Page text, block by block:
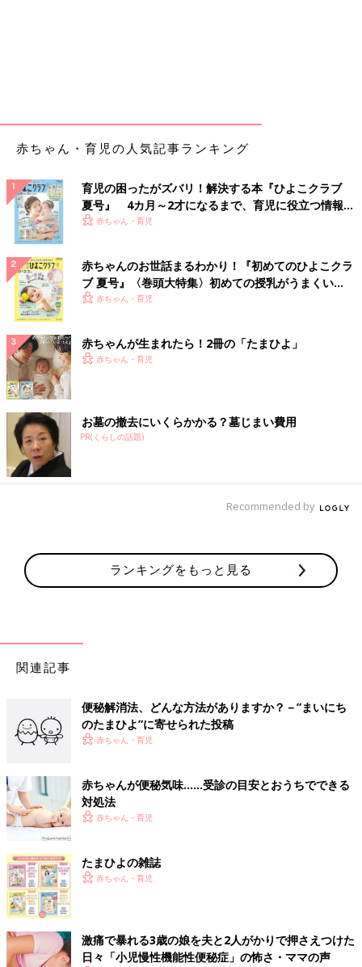
赤ちゃん・育児の人気記事ランキング
育児の困ったがズバリ！解決する本『ひよこクラブ
夏号』 4カ月～2才になるまで、育児に役立つ情報が
いっぱい！
赤ちゃん・育児
赤ちゃんのお世話まるわかり！『初めてのひよこクラ
ブ 夏号』〈巻頭大特集〉初めての授乳がうまくい
く！ おっぱい・ミルクの基本と夏のトラブル 解決テ
赤ちゃん・育児
赤ちゃんが生まれたら！2冊の「たまひよ」
赤ちゃん・育児
お墓の撤去にいくらかかる？墓じまい費用
PR(くらしの話題)
Recommended by
ランキングをもっと見る
関連記事
便秘解消法、どんな方法がありますか？－”まいにち
のたまひよ”に寄せられた投稿
赤ちゃん・育児
赤ちゃんが便秘気味……受診の目安とおうちでできる
対処法
赤ちゃん・育児
たまひよの雑誌
赤ちゃん・育児
激痛で暴れる3歳の娘を夫と2人がかりで押さえつけた
日々「小児慢性機能性便秘症」の怖さ・ママの声